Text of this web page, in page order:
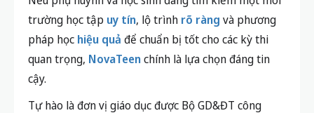
được công cụ ghi chú phù hợp nhất để tối đa hóa
hiệu quả học tập và phát triển bản thân!
CỘNG ĐỒNG ÔN THI THCS MIỄN
PHÍ